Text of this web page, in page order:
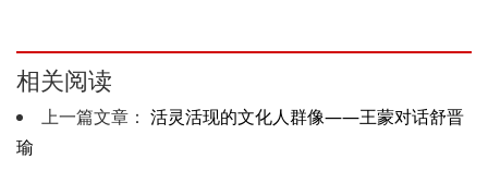
相关阅读
上一篇文章： 活灵活现的文化人群像——王蒙对话舒晋
瑜